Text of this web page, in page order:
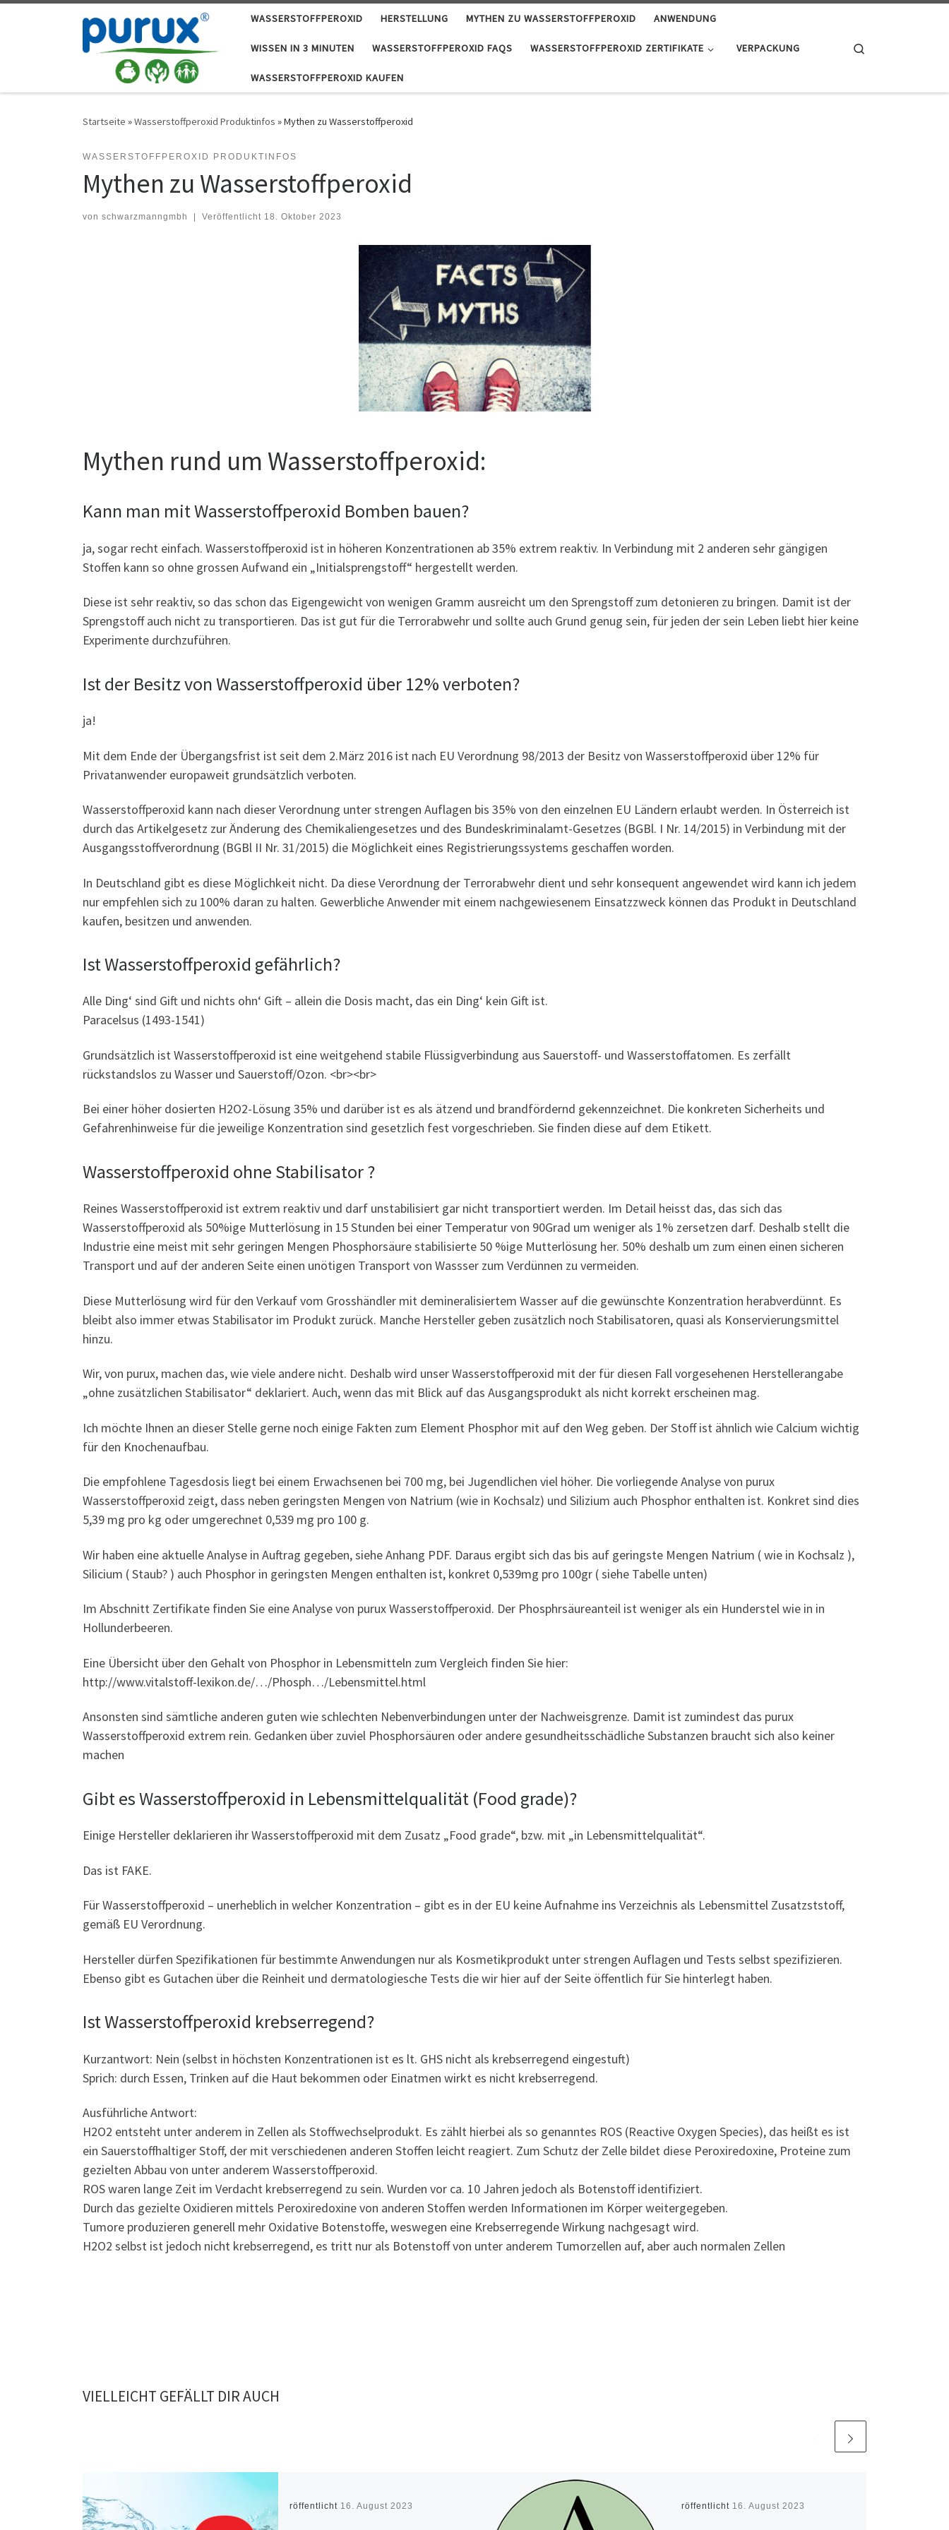
Zum Inhalt springen WASSERSTOFFPEROXID HERSTELLUNG MYTHEN ZU WASSERSTOFFPEROXID ANWENDUNG
WISSEN IN 3 MINUTEN WASSERSTOFFPEROXID FAQS WASSERSTOFFPEROXID ZERTIFIKATE VERPACKUNG
WASSERSTOFFPEROXID KAUFEN
Startseite »Wasserstoffperoxid Produktinfos »Mythen zu Wasserstoffperoxid
WASSERSTOFFPEROXID PRODUKTINFOS
Mythen zu Wasserstoffperoxid
von schwarzmanngmbh Veröffentlicht 18. Oktober 2023
Mythen rund um Wasserstoffperoxid:
Kann man mit Wasserstoffperoxid Bomben bauen?
ja, sogar recht einfach. Wasserstoffperoxid ist in höheren Konzentrationen ab 35% extrem reaktiv. In Verbindung mit 2 anderen sehr gängigen
Stoffen kann so ohne grossen Aufwand ein „Initialsprengstoff“ hergestellt werden.
Diese ist sehr reaktiv, so das schon das Eigengewicht von wenigen Gramm ausreicht um den Sprengstoff zum detonieren zu bringen. Damit ist der
Sprengstoff auch nicht zu transportieren. Das ist gut für die Terrorabwehr und sollte auch Grund genug sein, für jeden der sein Leben liebt hier keine
Experimente durchzuführen.
Ist der Besitz von Wasserstoffperoxid über 12% verboten?
ja!
Mit dem Ende der Übergangsfrist ist seit dem 2.März 2016 ist nach EU Verordnung 98/2013 der Besitz von Wasserstoffperoxid über 12% für
Privatanwender europaweit grundsätzlich verboten.
Wasserstoffperoxid kann nach dieser Verordnung unter strengen Auflagen bis 35% von den einzelnen EU Ländern erlaubt werden. In Österreich ist
durch das Artikelgesetz zur Änderung des Chemikaliengesetzes und des Bundeskriminalamt-Gesetzes (BGBl. I Nr. 14/2015) in Verbindung mit der
Ausgangsstoffverordnung (BGBl II Nr. 31/2015) die Möglichkeit eines Registrierungssystems geschaffen worden.
In Deutschland gibt es diese Möglichkeit nicht. Da diese Verordnung der Terrorabwehr dient und sehr konsequent angewendet wird kann ich jedem
nur empfehlen sich zu 100% daran zu halten. Gewerbliche Anwender mit einem nachgewiesenem Einsatzzweck können das Produkt in Deutschland
kaufen, besitzen und anwenden.
Ist Wasserstoffperoxid gefährlich?
Alle Ding‘ sind Gift und nichts ohn‘ Gift – allein die Dosis macht, das ein Ding‘ kein Gift ist.
Paracelsus (1493-1541)
Grundsätzlich ist Wasserstoffperoxid ist eine weitgehend stabile Flüssigverbindung aus Sauerstoff- und Wasserstoffatomen. Es zerfällt
rückstandslos zu Wasser und Sauerstoff/Ozon. <br><br>
Bei einer höher dosierten H2O2-Lösung 35% und darüber ist es als ätzend und brandfördernd gekennzeichnet. Die konkreten Sicherheits und
Gefahrenhinweise für die jeweilige Konzentration sind gesetzlich fest vorgeschrieben. Sie finden diese auf dem Etikett.
Wasserstoffperoxid ohne Stabilisator ?
Reines Wasserstoffperoxid ist extrem reaktiv und darf unstabilisiert gar nicht transportiert werden. Im Detail heisst das, das sich das
Wasserstoffperoxid als 50%ige Mutterlösung in 15 Stunden bei einer Temperatur von 90Grad um weniger als 1% zersetzen darf. Deshalb stellt die
Industrie eine meist mit sehr geringen Mengen Phosphorsäure stabilisierte 50 %ige Mutterlösung her. 50% deshalb um zum einen einen sicheren
Transport und auf der anderen Seite einen unötigen Transport von Wassser zum Verdünnen zu vermeiden.
Diese Mutterlösung wird für den Verkauf vom Grosshändler mit demineralisiertem Wasser auf die gewünschte Konzentration herabverdünnt. Es
bleibt also immer etwas Stabilisator im Produkt zurück. Manche Hersteller geben zusätzlich noch Stabilisatoren, quasi als Konservierungsmittel
hinzu.
Wir, von purux, machen das, wie viele andere nicht. Deshalb wird unser Wasserstoffperoxid mit der für diesen Fall vorgesehenen Herstellerangabe
„ohne zusätzlichen Stabilisator“ deklariert. Auch, wenn das mit Blick auf das Ausgangsprodukt als nicht korrekt erscheinen mag.
Ich möchte Ihnen an dieser Stelle gerne noch einige Fakten zum Element Phosphor mit auf den Weg geben. Der Stoff ist ähnlich wie Calcium wichtig
für den Knochenaufbau.
Die empfohlene Tagesdosis liegt bei einem Erwachsenen bei 700 mg, bei Jugendlichen viel höher. Die vorliegende Analyse von purux
Wasserstoffperoxid zeigt, dass neben geringsten Mengen von Natrium (wie in Kochsalz) und Silizium auch Phosphor enthalten ist. Konkret sind dies
5,39 mg pro kg oder umgerechnet 0,539 mg pro 100 g.
Wir haben eine aktuelle Analyse in Auftrag gegeben, siehe Anhang PDF. Daraus ergibt sich das bis auf geringste Mengen Natrium ( wie in Kochsalz ),
Silicium ( Staub? ) auch Phosphor in geringsten Mengen enthalten ist, konkret 0,539mg pro 100gr ( siehe Tabelle unten)
Im Abschnitt Zertifikate finden Sie eine Analyse von purux Wasserstoffperoxid. Der Phosphrsäureanteil ist weniger als ein Hunderstel wie in in
Hollunderbeeren.
Eine Übersicht über den Gehalt von Phosphor in Lebensmitteln zum Vergleich finden Sie hier:
http://www.vitalstoff-lexikon.de/…/Phosph…/Lebensmittel.html
Ansonsten sind sämtliche anderen guten wie schlechten Nebenverbindungen unter der Nachweisgrenze. Damit ist zumindest das purux
Wasserstoffperoxid extrem rein. Gedanken über zuviel Phosphorsäuren oder andere gesundheitsschädliche Substanzen braucht sich also keiner
machen
Gibt es Wasserstoffperoxid in Lebensmittelqualität (Food grade)?
Einige Hersteller deklarieren ihr Wasserstoffperoxid mit dem Zusatz „Food grade“, bzw. mit „in Lebensmittelqualität“.
Das ist FAKE.
Für Wasserstoffperoxid – unerheblich in welcher Konzentration – gibt es in der EU keine Aufnahme ins Verzeichnis als Lebensmittel Zusatzststoff,
gemäß EU Verordnung.
Hersteller dürfen Spezifikationen für bestimmte Anwendungen nur als Kosmetikprodukt unter strengen Auflagen und Tests selbst spezifizieren.
Ebenso gibt es Gutachen über die Reinheit und dermatologiesche Tests die wir hier auf der Seite öffentlich für Sie hinterlegt haben.
Ist Wasserstoffperoxid krebserregend?
Kurzantwort: Nein (selbst in höchsten Konzentrationen ist es lt. GHS nicht als krebserregend eingestuft)
Sprich: durch Essen, Trinken auf die Haut bekommen oder Einatmen wirkt es nicht krebserregend.
Ausführliche Antwort:
H2O2 entsteht unter anderem in Zellen als Stoffwechselprodukt. Es zählt hierbei als so genanntes ROS (Reactive Oxygen Species), das heißt es ist
ein Sauerstoffhaltiger Stoff, der mit verschiedenen anderen Stoffen leicht reagiert. Zum Schutz der Zelle bildet diese Peroxiredoxine, Proteine zum
gezielten Abbau von unter anderem Wasserstoffperoxid.
ROS waren lange Zeit im Verdacht krebserregend zu sein. Wurden vor ca. 10 Jahren jedoch als Botenstoff identifiziert.
Durch das gezielte Oxidieren mittels Peroxiredoxine von anderen Stoffen werden Informationen im Körper weitergegeben.
Tumore produzieren generell mehr Oxidative Botenstoffe, weswegen eine Krebserregende Wirkung nachgesagt wird.
H2O2 selbst ist jedoch nicht krebserregend, es tritt nur als Botenstoff von unter anderem Tumorzellen auf, aber auch normalen Zellen
VIELLEICHT GEFÄLLT DIR AUCH
Veröffentlicht 16. August 2023 Veröffentlicht 16. August 2023